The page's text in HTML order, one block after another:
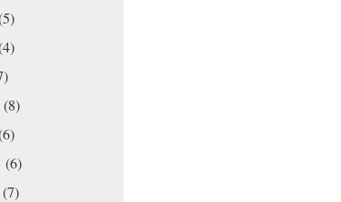
(8)
(6)
(7)